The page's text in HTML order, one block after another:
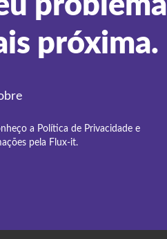
próxima.
a Política de Privacidade e
pela Flux-it.